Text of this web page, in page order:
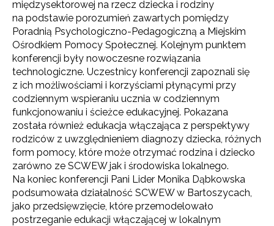
międzysektorowej na rzecz dziecka i rodziny
na podstawie porozumień zawartych pomiędzy
Poradnią Psychologiczno-Pedagogiczną a Miejskim
Ośrodkiem Pomocy Społecznej. Kolejnym punktem
konferencji były nowoczesne rozwiązania
technologiczne. Uczestnicy konferencji zapoznali się
z ich możliwościami i korzyściami płynącymi przy
codziennym wspieraniu ucznia w codziennym
funkcjonowaniu i ścieżce edukacyjnej. Pokazana
została również edukacja włączająca z perspektywy
rodziców z uwzględnieniem diagnozy dziecka, różnych
form pomocy, które może otrzymać rodzina i dziecko
zarówno ze SCWEW jak i środowiska lokalnego.
Na koniec konferencji Pani Lider Monika Dąbkowska
podsumowała działalność SCWEW w Bartoszycach,
jako przedsięwzięcie, które przemodelowało
postrzeganie edukacji włączającej w lokalnym